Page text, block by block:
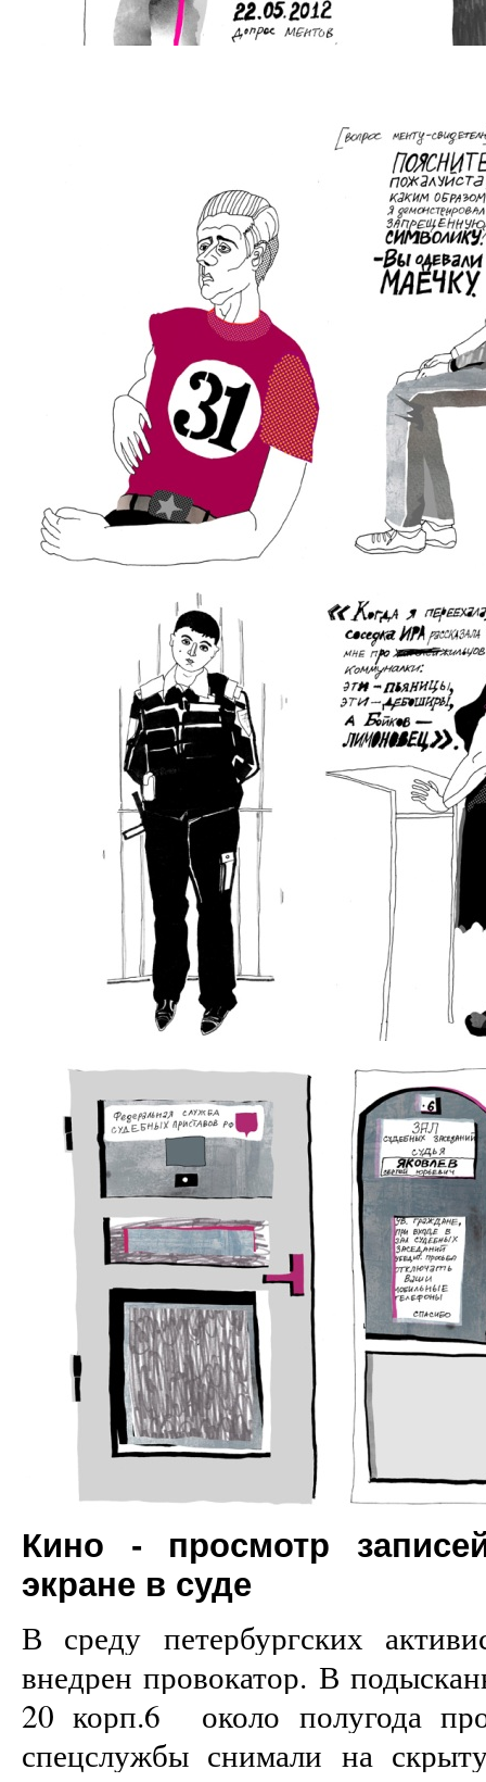
Кино - просмотр
экране в суде
В среду петербургских
внедрен провокатор. В
20 корп.6 около полугода
спецслужбы снимали на